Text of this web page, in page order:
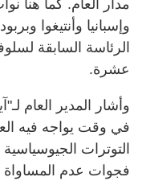
مدار العام. كما هنأ
وإسبانيا وأنتيغوا
الرئاسة السابقة
عشرة.
وأشار المدير العام
في وقت يواجه فيه
التوترات
فجوات عدم المساواة